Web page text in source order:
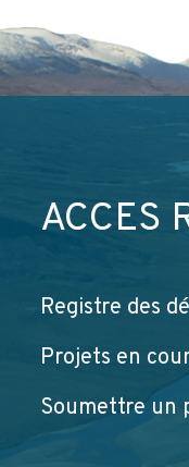
ACCÈS
Registre des
Projets en
Soumettre un